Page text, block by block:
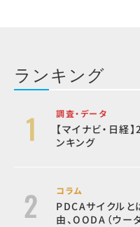
ランキング
調査・データ
【マイナビ・日
ンキング
コラム
PDCAサイクル
由、OODA（ウー